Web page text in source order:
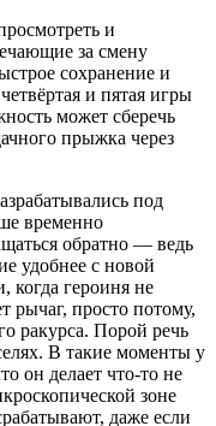
и
за смену
сохранение и
и пятая игры
может сберечь
прыжка через
под
временно
обратно — ведь
удобнее с новой
когда героиня не
рычаг, просто потому,
ракурса. Порой речь
В такие моменты у
он делает что-то не
зоне
даже если